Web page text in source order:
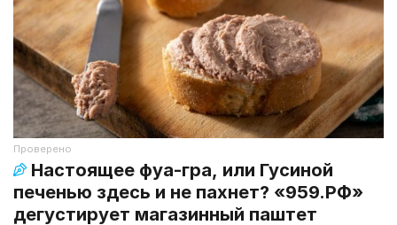
Проверено
Настоящее фуа-гра, или Гусиной
печенью здесь и не пахнет? «959.РФ»
дегустирует магазинный паштет